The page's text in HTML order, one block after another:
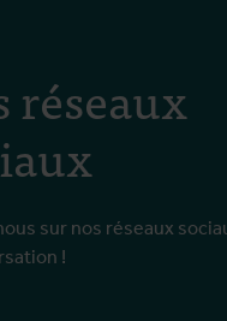
réseaux
sur nos réseaux
!